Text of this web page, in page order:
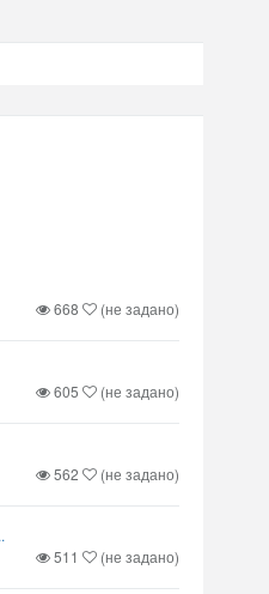
668 (не задано)
605 (не задано)
562 (не задано)
511 (не задано)